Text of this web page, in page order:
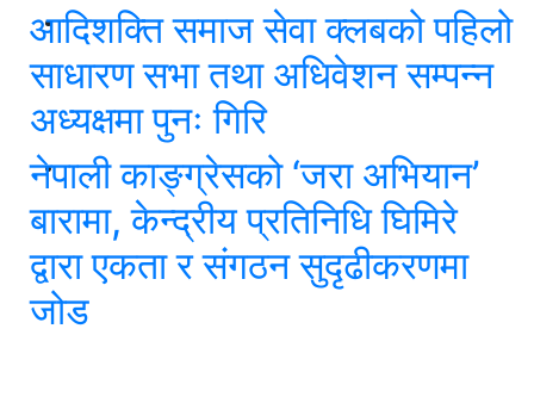
आदिशक्ति समाज सेवा क्लबको पहिलो
साधारण सभा तथा अधिवेशन सम्पन्न
अध्यक्षमा पुनः गिरि
नेपाली काङ्ग्रेसको ‘जरा अभियान’
बारामा, केन्द्रीय प्रतिनिधि घिमिरे
द्वारा एकता र संगठन सुदृढीकरणमा
जोड